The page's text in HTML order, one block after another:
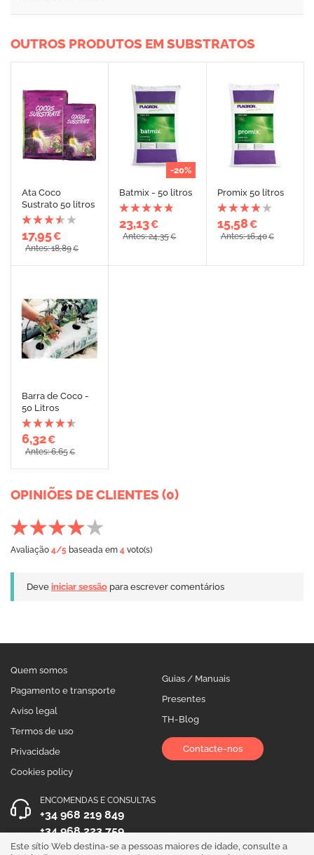
OUTROS PRODUTOS EM SUBSTRATOS
Ata Coco
Sustrato 50 litros
17,95€
Antes: 18,89€
-20%
Batmix - 50 litros
23,13€
Antes: 24,35€
Promix 50 litros
15,58€
Antes: 16,40€
Barra de Coco -
50 Litros
6,32€
Antes: 6,65€
OPINIÕES DE CLIENTES (0)
Avaliação 4/5 baseada em 4 voto(s)
Deve iniciar sessão para escrever comentários
Quem somos
Pagamento e transporte
Aviso legal
Termos de uso
Privacidade
Cookies policy
Guias / Manuais
Presentes
TH-Blog
Contacte-nos
ENCOMENDAS E CONSULTAS
+34 968 219 849
+34 968 223 759
Este sítio Web destina-se a pessoas maiores de idade, consulte a